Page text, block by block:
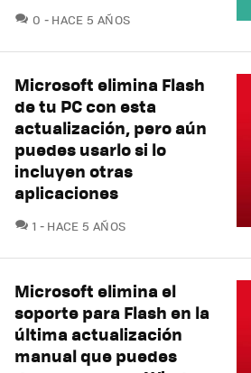
0 COMENTARIOS
HACE 5 AÑOS
Microsoft elimina Flash
de tu PC con esta
actualización, pero aún
puedes usarlo si lo
incluyen otras
aplicaciones
1 COMENTARIOS
HACE 5 AÑOS
Microsoft elimina el
soporte para Flash en la
última actualización
manual que puedes